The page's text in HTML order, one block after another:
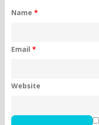
Name*
Email*
Website